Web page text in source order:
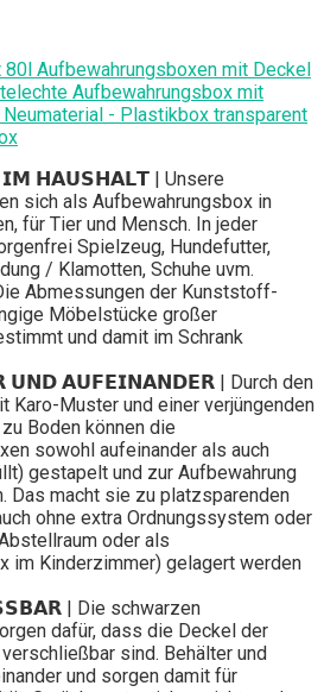
80l Aufbewahrungsboxen mit Deckel
Aufbewahrungsbox mit
- Plastikbox transparent
𝗛𝗔𝗨𝗦𝗛𝗔𝗟𝗧 | Unsere
sich als Aufbewahrungsbox in
für Tier und Mensch. In jeder
Spielzeug, Hundefutter,
/ Klamotten, Schuhe uvm.
Abmessungen der Kunststoff-
Möbelstücke großer
und damit im Schrank
𝗨𝗡𝗗 𝗔𝗨𝗙𝗘𝗜𝗡𝗔𝗡𝗗𝗘𝗥 | Durch den
Karo-Muster und einer verjüngenden
Boden können die
sowohl aufeinander als auch
gestapelt und zur Aufbewahrung
Das macht sie zu platzsparenden
ohne extra Ordnungssystem oder
oder als
im Kinderzimmer) gelagert werden
| Die schwarzen
dafür, dass die Deckel der
sind. Behälter und
und sorgen damit für